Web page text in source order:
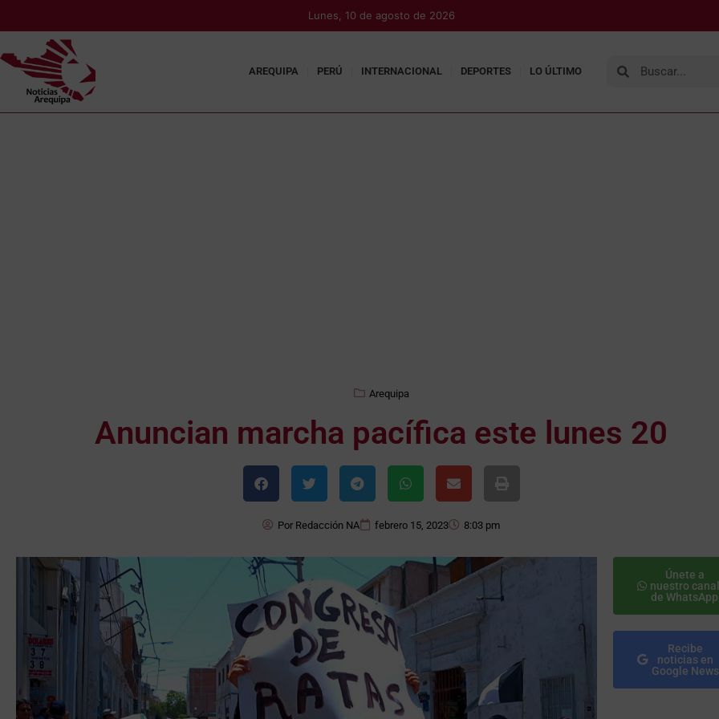
Lunes, 10 de agosto de 2026
AREQUIPA PERÚ INTERNACIONAL DEPORTES LO ÚLTIMO
Arequipa
Anuncian marcha pacífica este lunes 20
Por Redacción NA febrero 15, 2023 8:03 pm
Únete a
nuestro canal
de WhatsApp
Recibe
noticias en
Google News